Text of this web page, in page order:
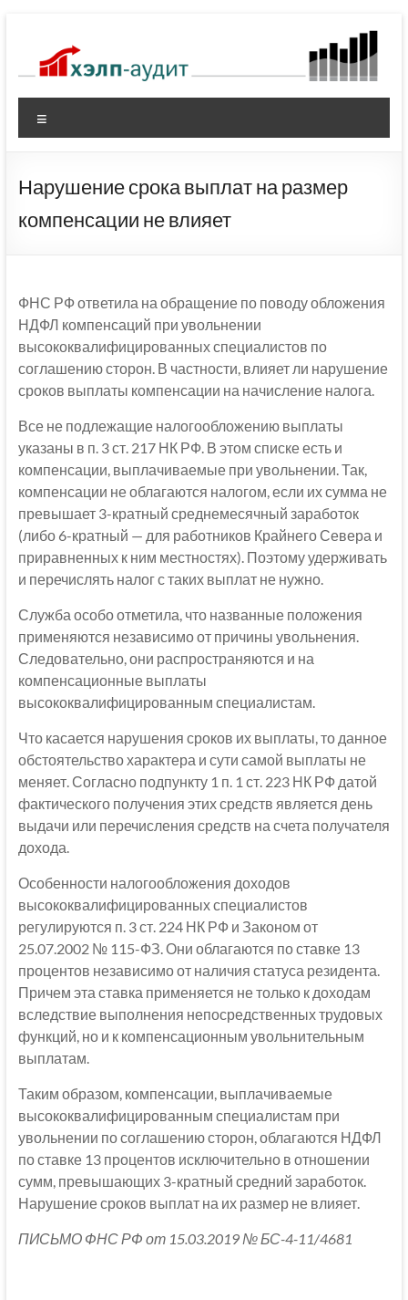
содержимому
Нарушение срока выплат на размер
компенсации не влияет
ФНС РФ ответила на обращение по поводу обложения
НДФЛ компенсаций при увольнении
высококвалифицированных специалистов по
соглашению сторон. В частности, влияет ли нарушение
сроков выплаты компенсации на начисление налога.
Все не подлежащие налогообложению выплаты
указаны в п. 3 ст. 217 НК РФ. В этом списке есть и
компенсации, выплачиваемые при увольнении. Так,
компенсации не облагаются налогом, если их сумма не
превышает 3-кратный среднемесячный заработок
(либо 6-кратный — для работников Крайнего Севера и
приравненных к ним местностях). Поэтому удерживать
и перечислять налог с таких выплат не нужно.
Служба особо отметила, что названные положения
применяются независимо от причины увольнения.
Следовательно, они распространяются и на
компенсационные выплаты
высококвалифицированным специалистам.
Что касается нарушения сроков их выплаты, то данное
обстоятельство характера и сути самой выплаты не
меняет. Согласно подпункту 1 п. 1 ст. 223 НК РФ датой
фактического получения этих средств является день
выдачи или перечисления средств на счета получателя
дохода.
Особенности налогообложения доходов
высококвалифицированных специалистов
регулируются п. 3 ст. 224 НК РФ и Законом от
25.07.2002 № 115-ФЗ. Они облагаются по ставке 13
процентов независимо от наличия статуса резидента.
Причем эта ставка применяется не только к доходам
вследствие выполнения непосредственных трудовых
функций, но и к компенсационным увольнительным
выплатам.
Таким образом, компенсации, выплачиваемые
высококвалифицированным специалистам при
увольнении по соглашению сторон, облагаются НДФЛ
по ставке 13 процентов исключительно в отношении
сумм, превышающих 3-кратный средний заработок.
Нарушение сроков выплат на их размер не влияет.
ПИСЬМО ФНС РФ от 15.03.2019 № БС-4-11/4681